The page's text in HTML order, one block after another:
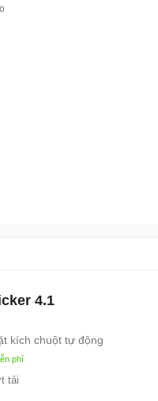
4.1
kích chuột tự động
tải